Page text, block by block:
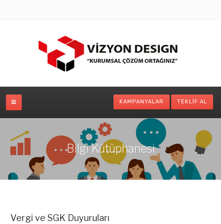
KAMPANYALAR TEKLIF AL
Bilgi Kütüphanesi
Vergi ve SGK Duyuruları